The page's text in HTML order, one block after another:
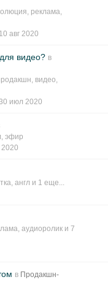
, реклама,
10 авг 2020
видео? в
, видео,
июл 2020
,эфир
,англ и 1 еще...
,аудиоролик и 7
в Продакшн-